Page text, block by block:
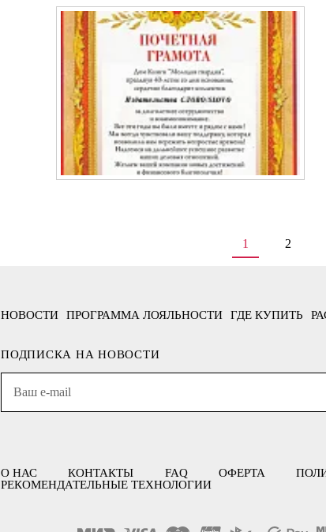
1 2
НОВОСТИ ПРОГРАММА ЛОЯЛЬНОСТИ ГДЕ КУПИТЬ
ПОДПИСКА НА НОВОСТИ
О НАС КОНТАКТЫ FAQ ОФЕРТА
РЕКОМЕНДАТЕЛЬНЫЕ ТЕХНОЛОГИИ